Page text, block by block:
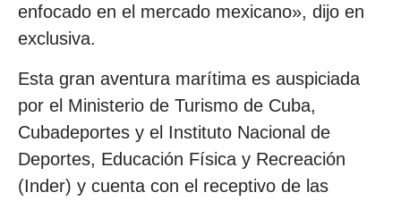
enfocado en el mercado mexicano», dijo en
exclusiva.
Esta gran aventura marítima es auspiciada
por el Ministerio de Turismo de Cuba,
Cubadeportes y el Instituto Nacional de
Deportes, Educación Física y Recreación
(Inder) y cuenta con el receptivo de las